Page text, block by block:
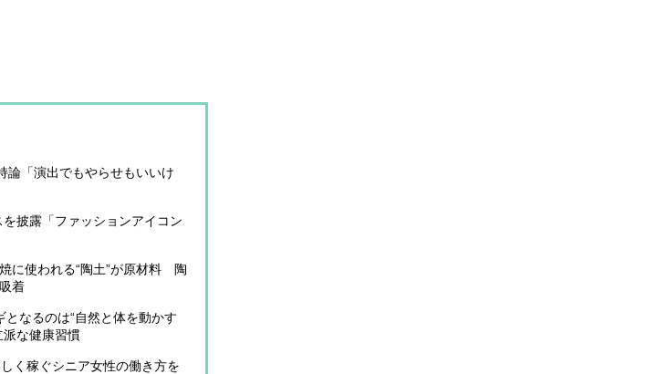
論「演出でもやらせもいいけ
披露「ファッションアイコン
に使われる“陶土”が原材料 陶
着
となるのは“自然と体を動かす
派な健康習慣
く稼ぐシニア女性の働き方を